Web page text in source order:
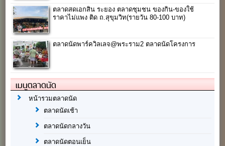
ตลาดสดเอกสิน ระยอง ตลาดชุมชน ของกิน-ของใช้
ราคาไม่แพง ติด ถ.สุขุมวิท(รายวัน 80-100 บาท)
ตลาดนัดพาร์ควิลเลจ@พระราม2 ตลาดนัดโครงการ
เมนูตลาดนัด
หน้ารวมตลาดนัด
ตลาดนัดเช้า
ตลาดนัดกลางวัน
ตลาดนัดตอนเย็น